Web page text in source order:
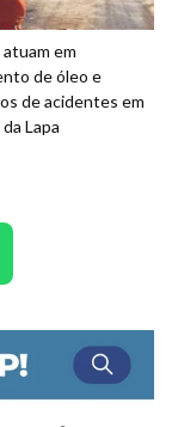
em
de óleo e
de acidentes em
Lapa